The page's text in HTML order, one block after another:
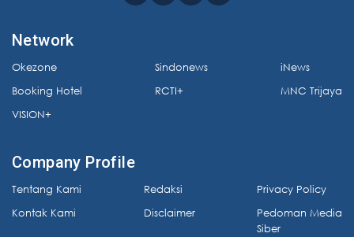
Network
Okezone
Booking Hotel
VISION+
Sindonews
RCTI+
iNews
MNC Trijaya
Company Profile
Tentang Kami
Kontak Kami
Redaksi
Disclaimer
Privacy Policy
Pedoman Media
Siber